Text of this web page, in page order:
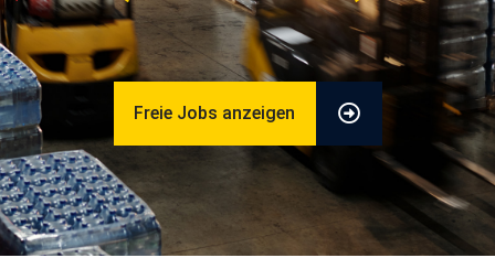
Freie Jobs anzeigen